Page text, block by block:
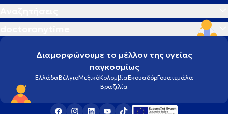
Διαμορφώνουμε το μέλλον της υγείας
παγκοσμίως
ΕλλάδαΒέλγιοΜεξικόΚολομβίαΕκουαδόρΓουατεμάλα
Βραζιλία